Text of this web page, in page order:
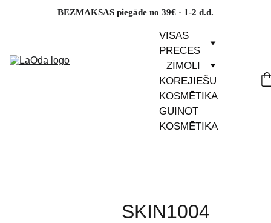
BEZMAKSAS piegāde no 39€ · 1-2 d.d.
VISAS
PRECES
ZĪMOLI
KOREJIEŠU
KOSMĒTIKA
GUINOT
KOSMĒTIKA
SKIN1004